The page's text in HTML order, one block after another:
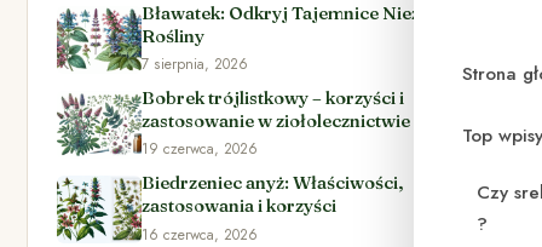
Strona
Top
Czy
?
Bławatek: Odkryj Tajemnice Niezwykłej
Rośliny
7 sierpnia, 2026
Bobrek trójlistkowy – korzyści i
zastosowanie w ziołolecznictwie
19 czerwca, 2026
Biedrzeniec anyż: Właściwości,
zastosowania i korzyści
16 czerwca, 2026